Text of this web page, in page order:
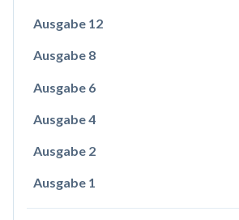
Ausgabe 12
Ausgabe 8
Ausgabe 6
Ausgabe 4
Ausgabe 2
Ausgabe 1